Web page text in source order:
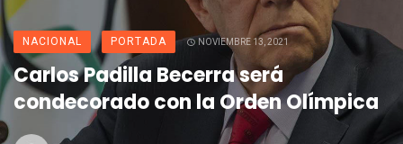
NACIONAL PORTADA NOVIEMBRE 13, 2021
Carlos Padilla Becerra será
condecorado con la Orden Olímpica